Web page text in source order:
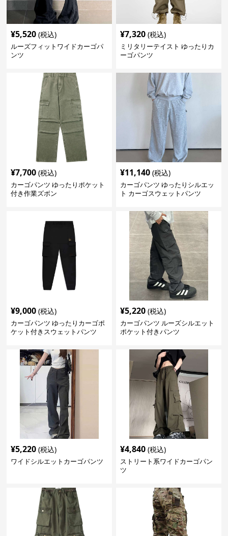
¥5,520 (税込)
ルーズフィットワイドカーゴパ
ンツ
¥7,320 (税込)
ミリタリーテイスト ゆったりカ
ーゴパンツ
¥7,700 (税込)
カーゴパンツ ゆったりポケット
付き作業ズボン
¥11,140 (税込)
カーゴパンツ ゆったりシルエッ
ト カーゴスウェットパンツ
¥9,000 (税込)
カーゴパンツ ゆったりカーゴポ
ケット付きスウェットパンツ
¥5,220 (税込)
カーゴパンツ ルーズシルエット
ポケット付きパンツ
¥5,220 (税込)
ワイドシルエットカーゴパンツ
¥4,840 (税込)
ストリート系ワイドカーゴパン
ツ